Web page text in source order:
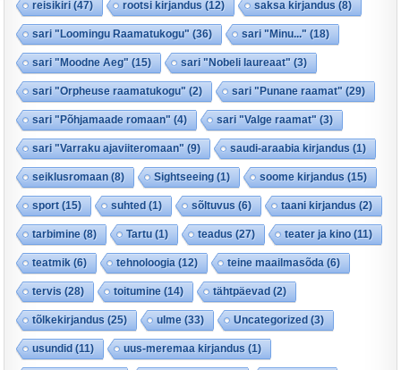
reisikiri (47) rootsi kirjandus (12) saksa kirjandus (8)
sari "Loomingu Raamatukogu" (36) sari "Minu..." (18)
sari "Moodne Aeg" (15) sari "Nobeli laureaat" (3)
sari "Orpheuse raamatukogu" (2) sari "Punane raamat" (29)
sari "Põhjamaade romaan" (4) sari "Valge raamat" (3)
sari "Varraku ajaviiteromaan" (9) saudi-araabia kirjandus (1)
seiklusromaan (8) Sightseeing (1) soome kirjandus (15)
sport(15) suhted (1) sõltuvus (6) taani kirjandus (2)
tarbimine (8) Tartu (1) teadus (27) teater ja kino (11)
teatmik (6) tehnoloogia (12) teine maailmasõda (6)
tervis (28) toitumine (14) tähtpäevad (2)
tõlkekirjandus (25) ulme (33) Uncategorized (3)
usundid (11) uus-meremaa kirjandus (1)